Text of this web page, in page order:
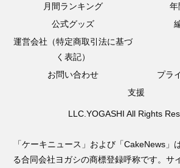
月間ランキング
年
公式グッズ
運営会社（特定商取引法に基づ
く表記）
お問い合わせ
プラ
支援
LLC.YOGASHI All Rights
「ケーキニュース」および「CakeNews」
る合同会社ヨガシの商標登録呼称です。サ